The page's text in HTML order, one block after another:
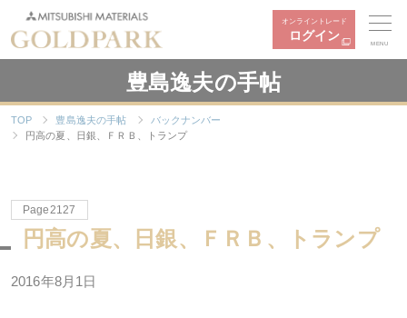
オンライントレード
ログイン
MENU
豊島逸夫の手帖
TOP 豊島逸夫の手帖
バックナンバー
円高の夏、日銀、ＦＲＢ、トランプ
Page2127
円高の夏、日銀、ＦＲＢ、トランプ
2016年8月1日